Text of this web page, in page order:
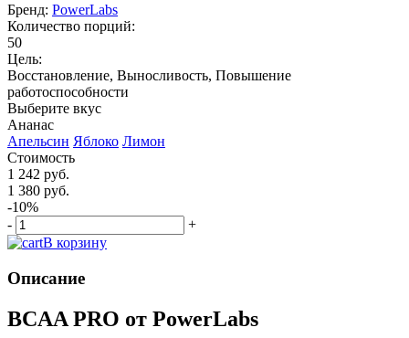
Бренд: PowerLabs
Количество порций:
50
Цель:
Восстановление, Выносливость, Повышение
работоспособности
Выберите вкус
Ананас
Апельсин Яблоко Лимон
Стоимость
1 242 руб.
1 380 руб.
-10%
-
+
В корзину
Описание
BCAA PRO от PowerLabs